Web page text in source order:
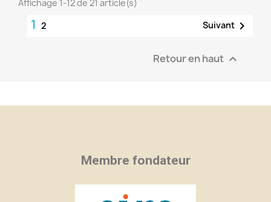
Affichage 1-12 de 21 article(s)
1 2 Suivant 
Retour en haut 
Membre fondateur